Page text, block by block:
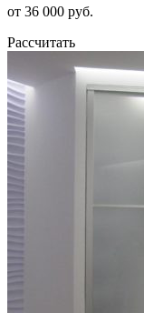
от 36 000 руб.
Рассчитать